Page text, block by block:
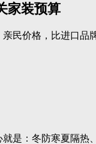
家装预算
民价格，比进口品
是：冬防寒夏隔